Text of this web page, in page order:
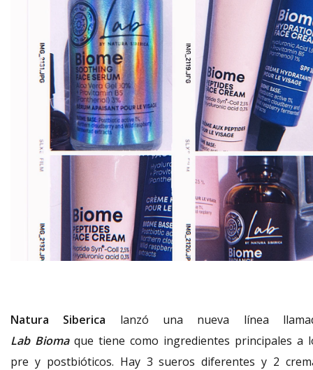
Natura Siberica lanzó una nueva línea
Lab Biomaque tiene como ingredientes principales a
pre y postbióticos. Hay 3 sueros diferentes y 2